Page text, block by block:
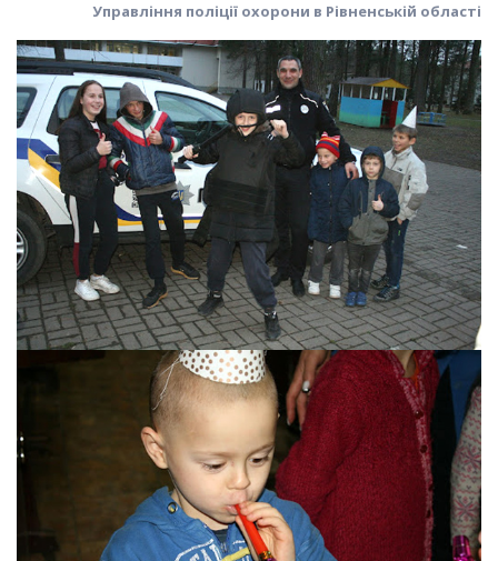
Управління поліції охорони в Рівненській області